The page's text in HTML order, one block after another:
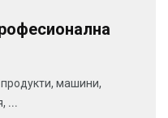
машини,
...